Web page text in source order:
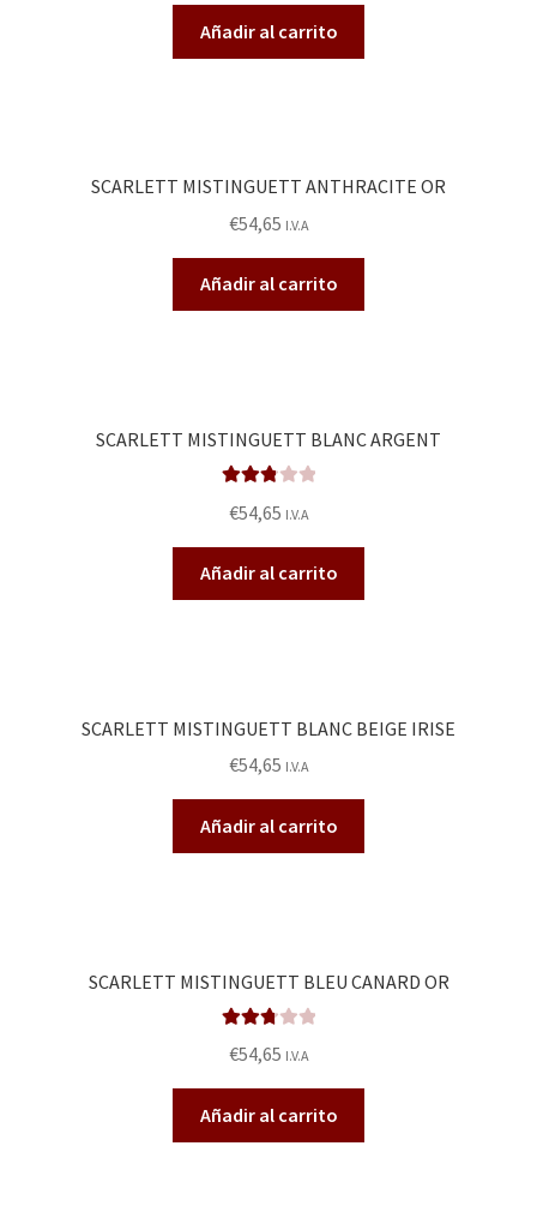
2.63
de 5
Añadir al carrito
SCARLETT MISTINGUETT ANTHRACITE OR
€54,65 I.V.A
Añadir al carrito
SCARLETT MISTINGUETT BLANC ARGENT
o en
2.90de
5
€54,65 I.V.A
Añadir al carrito
SCARLETT MISTINGUETT BLANC BEIGE IRISE
€54,65 I.V.A
Añadir al carrito
SCARLETT MISTINGUETT BLEU CANARD OR
o en
5
€54,65 I.V.A
Añadir al carrito